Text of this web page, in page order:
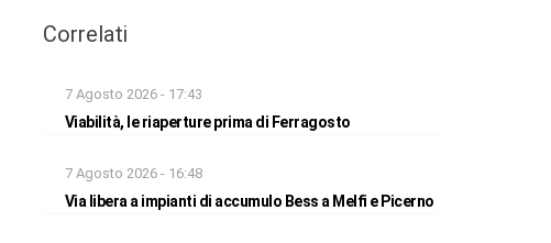
Correlati
7 Agosto 2026 - 17:43
Viabilità, le riaperture prima di Ferragosto
7 Agosto 2026 - 16:48
Via libera a impianti di accumulo Bess a Melfi e Picerno